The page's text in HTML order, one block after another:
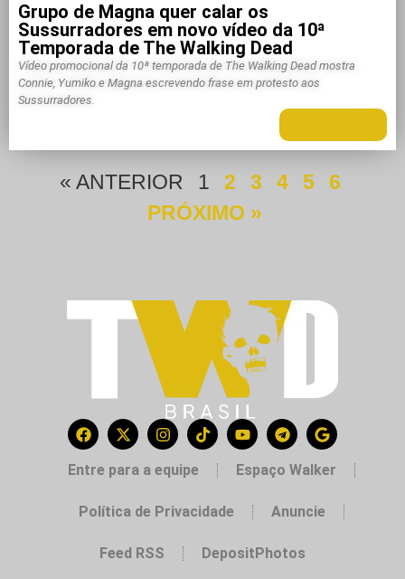
Grupo de Magna quer calar os
Sussurradores em novo vídeo da 10ª
Temporada de The Walking Dead
Vídeo promocional da 10ª temporada de The Walking Dead mostra
Connie, Yumiko e Magna escrevendo frase em protesto aos
Sussurradores.
« ANTERIOR 1 2 3 4 5
6
PRÓXIMO »
Entre para a equipe Espaço Walker
Política de Privacidade Anuncie
Feed RSS DepositPhotos